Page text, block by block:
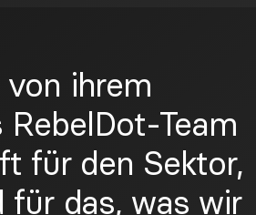
ihrem
Team
für den Sektor,
für das, was wir